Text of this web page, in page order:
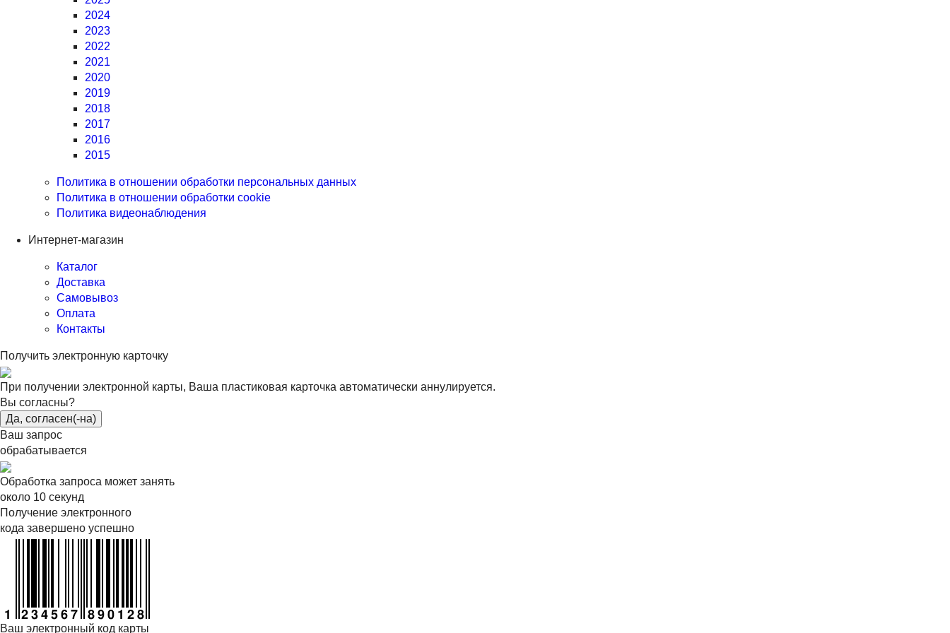
2024
2023
2022
2021
2020
2019
2018
2017
2016
2015
Политика в отношении обработки персональных данных
Политика в отношении обработки cookie
Политика видеонаблюдения
Интернет-магазин
Каталог
Доставка
Самовывоз
Оплата
Контакты
Получить электронную карточку
При получении электронной карты, Ваша пластиковая карточка автоматически аннулируется.
Вы согласны?
Да, согласен(-на)
Ваш запрос
обрабатывается
Обработка запроса может занять
около 10 секунд
Получение электронного
кода завершено успешно
Ваш электронный код карты